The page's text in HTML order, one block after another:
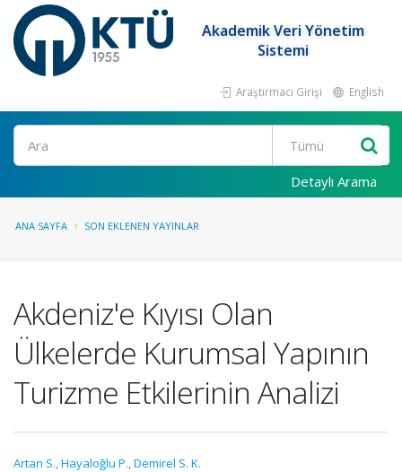
Akademik Veri Yönetim
Sistemi
Araştırmacı Girişi English
Ara
Detaylı Arama
ANA SAYFA SON EKLENEN YAYINLAR
Akdeniz'e Kıyısı Olan
Ülkelerde Kurumsal Yapının
Turizme Etkilerinin Analizi
Artan S.,Hayaloğlu P.,Demirel S. K.